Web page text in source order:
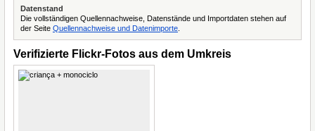
Datenstand
Die vollständigen Quellennachweise, Datenstände und Importdaten stehen auf
der Seite Quellennachweise und Datenimporte
Verifizierte Flickr-Fotos aus dem Umkreis